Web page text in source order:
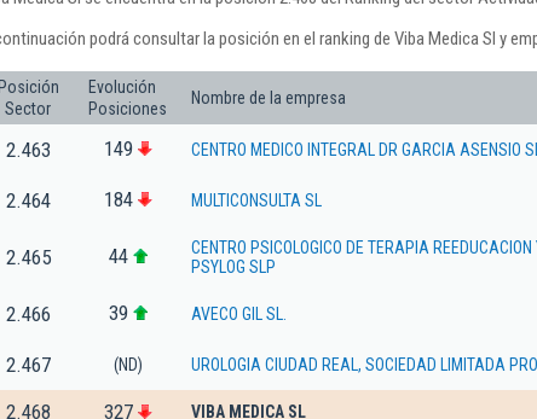
podrá consultar la posición en el ranking de Viba Medica Sl y
Sector
Evolución
Posiciones
Nombre de la empresa
2.463 149 CENTRO MEDICO INTEGRAL DR GARCIA ASENSIO
2.464 184 MULTICONSULTA SL
2.465 44
CENTRO PSICOLOGICO DE TERAPIA REEDUCACION
PSYLOG SLP
2.466 39 AVECO GIL SL.
2.467 (ND) UROLOGIA CIUDAD REAL, SOCIEDAD LIMITADA
2.468 327 VIBA MEDICA SL